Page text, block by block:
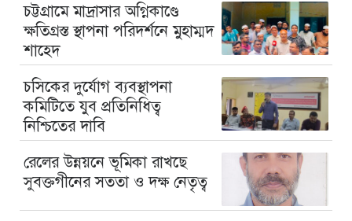
চট্টগ্রামে মাদ্রাসার অগ্নিকাণ্ডে
ক্ষতিগ্রস্ত স্থাপনা পরিদর্শনে মুহাম্মদ
শাহেদ
চসিকের দুর্যোগ ব্যবস্থাপনা
কমিটিতে যুব প্রতিনিধিত্ব
নিশ্চিতের দাবি
রেলের উন্নয়নে ভূমিকা রাখছে
সুবক্তগীনের সততা ও দক্ষ নেতৃত্ব